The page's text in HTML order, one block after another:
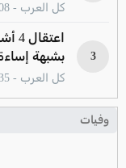
كل العرب - 15:08 06/08
3
بشبهة
كل العرب - 15:35 06/08
وفيات